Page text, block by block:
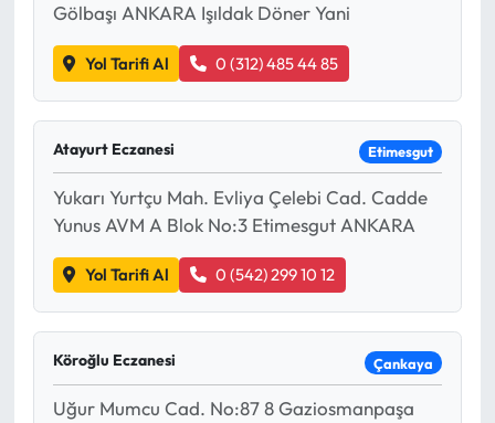
Gölbaşı ANKARA Işıldak Döner Yani
Yol Tarifi Al 0 (312) 485 44 85
Atayurt Eczanesi Etimesgut
Yukarı Yurtçu Mah. Evliya Çelebi Cad. Cadde
Yunus AVM A Blok No:3 Etimesgut ANKARA
Yol Tarifi Al 0 (542) 299 10 12
Köroğlu Eczanesi Çankaya
Uğur Mumcu Cad. No:87 8 Gaziosmanpaşa